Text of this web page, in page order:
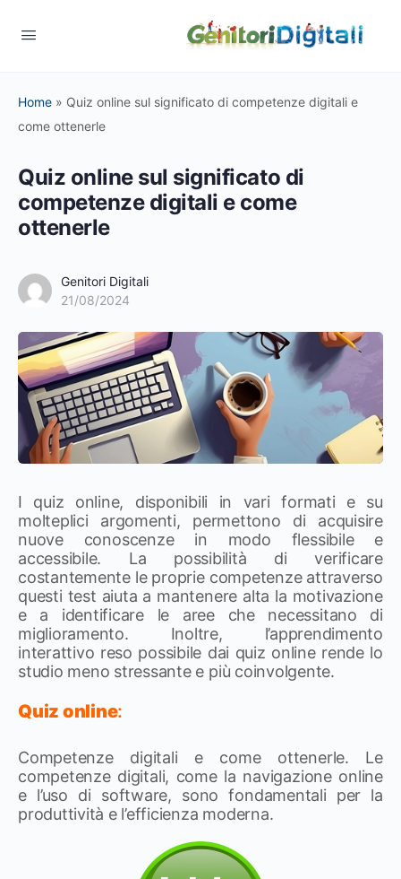
Home » Quiz online sul significato di competenze digitali e
come ottenerle
Quiz online sul significato di
competenze digitali e come
ottenerle
Genitori Digitali
21/08/2024
I quiz online, disponibili in vari formati e su
molteplici argomenti, permettono di acquisire
nuove conoscenze in modo flessibile e
accessibile. La possibilità di verificare
costantemente le proprie competenze attraverso
questi test aiuta a mantenere alta la motivazione
e a identificare le aree che necessitano di
miglioramento. Inoltre, l’apprendimento
interattivo reso possibile dai quiz online rende lo
studio meno stressante e più coinvolgente.
Quiz online:
Competenze digitali e come ottenerle. Le
competenze digitali, come la navigazione online
e l’uso di software, sono fondamentali per la
produttività e l’efficienza moderna.